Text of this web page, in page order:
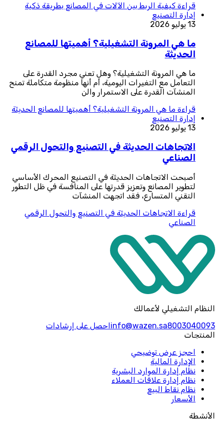
قراءة كيفية الربط بين الآلات في المصانع بطريقة ذكية
إدارة التصنيع
13 يوليو 2026
ما هي المرونة التشغيلية؟ أهميتها للمصانع
الحديثة
ما هي المرونة التشغيلية؟ وهل تعني مجرد القدرة على
التعامل مع التغيرات اليومية، أم أنها منظومة متكاملة تمنح
المنشآت القدرة على الاستمرار والن
قراءة ما هي المرونة التشغيلية؟ أهميتها للمصانع الحديثة
إدارة التصنيع
13 يوليو 2026
الاتجاهات الحديثة في التصنيع والتحول الرقمي
الصناعي
أصبحت الاتجاهات الحديثة في التصنيع المحرك الأساسي
لتطوير المصانع وتعزيز قدرتها على المنافسة في ظل التطور
التقني المتسارع، فقد اتجهت المنشآت
قراءة الاتجاهات الحديثة في التصنيع والتحول الرقمي
الصناعي
النظام التشغيلي لأعمالك
8003040093
info@wazen.saاحصل على إرشادات
المنتجات
احجز عرض توضيحي
الإدارة المالية
نظام إدارة الموارد البشرية
نظام إدارة علاقات العملاء
نظام نقاط البيع
الأسعار
الأنشطة